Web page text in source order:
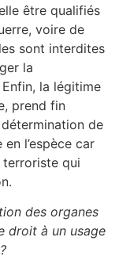
être qualifiés
voire de
sont interdites
la
la légitime
prend fin
détermination de
l’espèce car
qui
des organes
droit à un usage